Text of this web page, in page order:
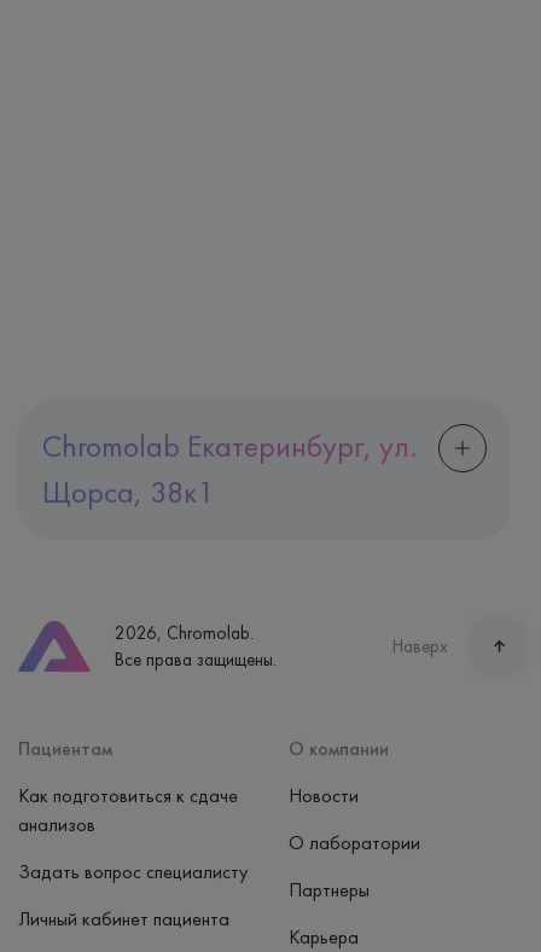
Chromolab Екатеринбург, ул.
Щорса, 38к1
Часы работы
пн-вс: 7:30-15:00
2026, Chromolab.
Все права защищены.
Наверх
Пациентам
Как подготовиться к сдаче
анализов
Задать вопрос специалисту
Личный кабинет пациента
О компании
Новости
О лаборатории
Партнеры
Карьера